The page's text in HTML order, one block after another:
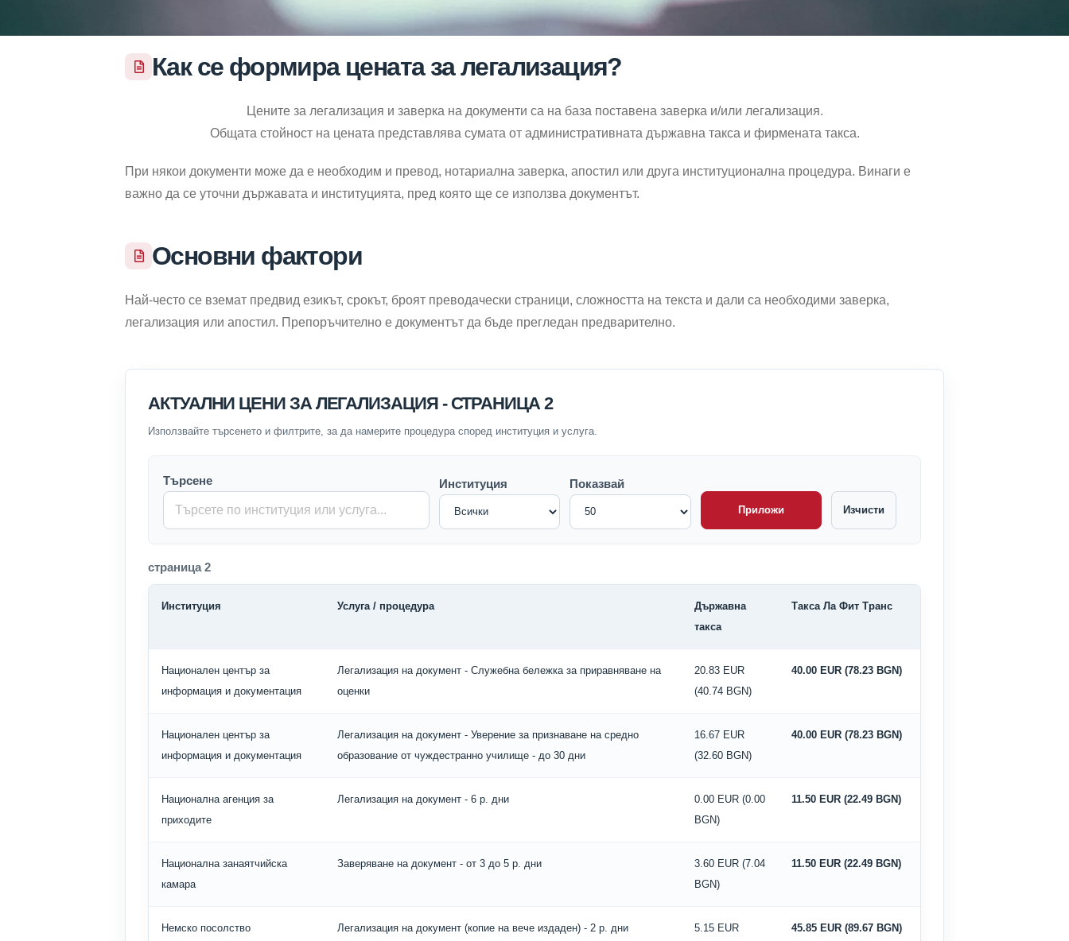
Как се формира цената за легализация?
Цените за легализация и заверка на документи са на база поставена заверка и/или легализация.
Общата стойност на цената представлява сумата от административната държавна такса и фирмената такса.
При някои документи може да е необходим и превод, нотариална заверка, апостил или друга институционална процедура. Винаги е
важно да се уточни държавата и институцията, пред която ще се използва документът.
Основни фактори
Най-често се вземат предвид езикът, срокът, броят преводачески страници, сложността на текста и дали са необходими заверка,
легализация или апостил. Препоръчително е документът да бъде прегледан предварително.
АКТУАЛНИ ЦЕНИ ЗА ЛЕГАЛИЗАЦИЯ - СТРАНИЦА 2
Използвайте търсенето и филтрите, за да намерите процедура според институция и услуга.
Търсене Институция Показвай
Приложи Изчисти
страница 2
Институция Услуга / процедура
Държавна
такса
Такса Ла Фит Транс
Национален център за
информация и документация
Легализация на документ - Служебна бележка за приравняване на
оценки
20.83 EUR
(40.74 BGN)
40.00 EUR (78.23 BGN)
Национален център за
информация и документация
Легализация на документ - Уверение за признаване на средно
образование от чуждестранно училище - до 30 дни
16.67 EUR
(32.60 BGN)
40.00 EUR (78.23 BGN)
Национална агенция за
приходите
Легализация на документ - 6 р. дни
0.00 EUR (0.00
BGN)
11.50 EUR (22.49 BGN)
Национална занаятчийска
камара
Заверяване на документ - от 3 до 5 р. дни
3.60 EUR (7.04
BGN)
11.50 EUR (22.49 BGN)
Немско посолство Легализация на документ (копие на вече издаден) - 2 р. дни
5.15 EUR
45.85 EUR (89.67 BGN)